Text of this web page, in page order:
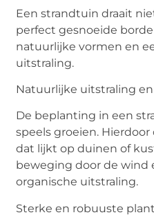
Een strandtuin draait
perfect gesnoeide
natuurlijke vormen en
uitstraling.
Natuurlijke uitstraling
De beplanting in een
speels groeien.
dat lijkt op duinen of
beweging door de wind
organische uitstraling.
Sterke en robuuste